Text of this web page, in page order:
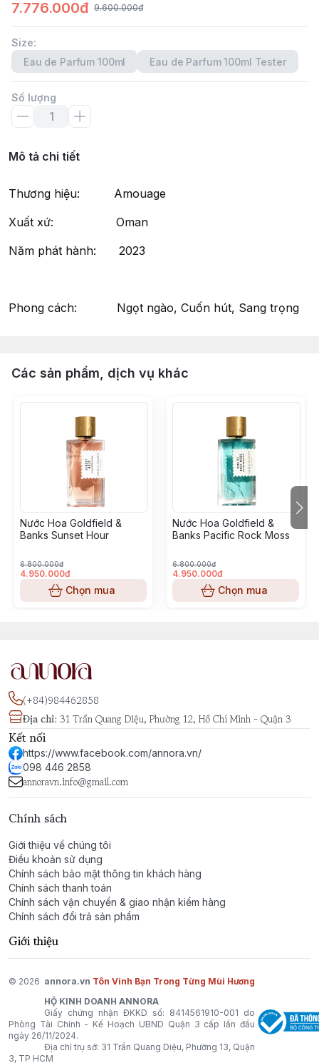
7.776.000đ 9.600.000đ
Size:
Eau de Parfum 100ml
Eau de Parfum 100ml Tester
Số lượng
Mô tả chi tiết
Thương hiệu: Amouage
Xuất xứ: Oman
Năm phát hành: 2023
Phong cách: Ngọt ngào, Cuốn hút, Sang trọng
Các sản phẩm, dịch vụ khác
Nước Hoa Goldfield &
Banks Sunset Hour
6.800.000đ
4.950.000đ
Chọn mua
Nước Hoa Goldfield &
Banks Pacific Rock Moss
6.800.000đ
4.950.000đ
Chọn mua
(+84)984462858
Địa chỉ: 31 Trần Quang Diệu, Phường 12, Hồ Chí Minh - Quận 3
Kết nối
https://www.facebook.com/annora.vn/
098 446 2858
annoravn.info@gmail.com
Chính sách
Giới thiệu về chúng tôi
Điều khoản sử dụng
Chính sách bảo mật thông tin khách hàng
Chính sách thanh toán
Chính sách vận chuyển & giao nhận kiểm hàng
Chính sách đổi trả sản phẩm
Giới thiệu
© 2026 annora.vn Tôn Vinh Bạn Trong Từng Mùi Hương
HỘ KINH DOANH ANNORA
Giấy chứng nhận ĐKKD số: 8414561910-001 do
Phòng Tài Chính - Kế Hoạch UBND Quận 3 cấp lần đầu
ngày 26/11/2024.
Địa chỉ trụ sở: 31 Trần Quang Diệu, Phường 13, Quận
3, TP HCM